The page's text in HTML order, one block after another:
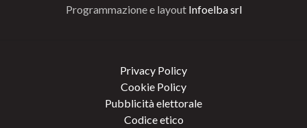
Programmazione e layout Infoelba srl
Privacy Policy
Cookie Policy
Pubblicità elettorale
Codice etico